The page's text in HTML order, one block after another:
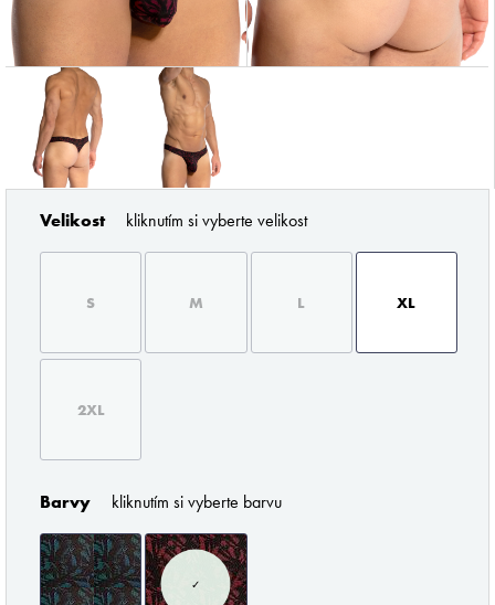
Velikost kliknutím si vyberte velikost
S M L XL
2XL
Barvy kliknutím si vyberte barvu
✓
PODLE CENY OD NEJNOVĚJŠÍCH
ZNAČKY PODLE BUTLERA
Pořádné prádlo pro každého muže
Z profesionálního úhlu pohledu musím říci